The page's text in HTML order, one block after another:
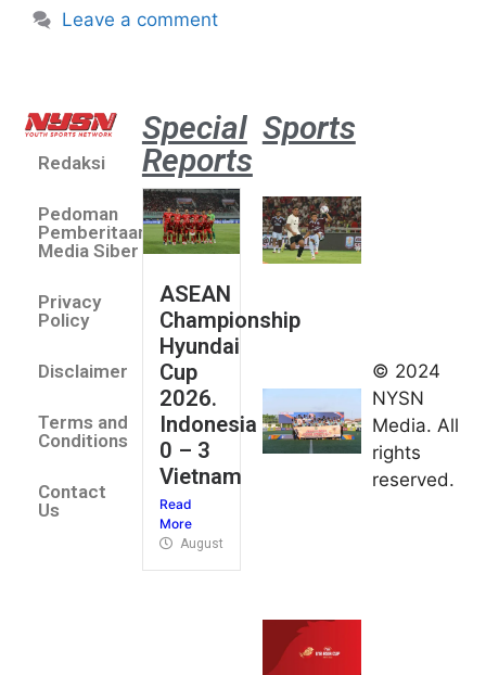
Leave a comment
Redaksi
Pedoman
Pemberitaan
Media Siber
Privacy
Policy
Disclaimer
Terms and
Conditions
Contact
Us
Special
Reports
ASEAN
Championship
Hyundai
Cup
2026.
Indonesia
0 – 3
Vietnam
Read
More
August 4, 2026
Sports
umum
Kejurnas
Panahan
Junior di
Kudus
© 2024
NYSN
Media. All
rights
reserved.